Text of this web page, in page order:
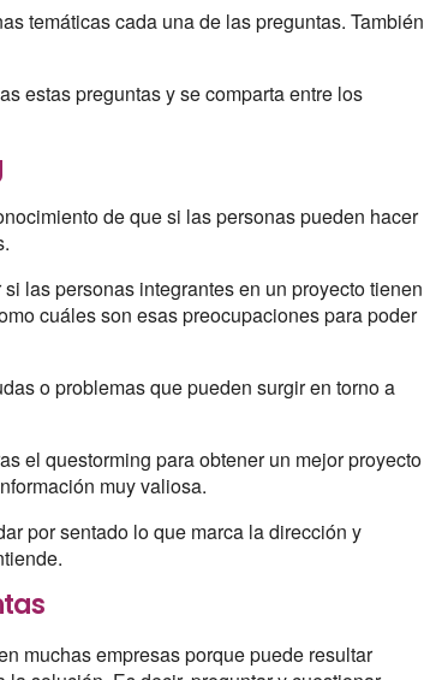
temáticas cada una de las preguntas. También
estas preguntas y se comparta entre los
de que si las personas pueden hacer
las personas integrantes en un proyecto tienen
cuáles son esas preocupaciones para poder
o problemas que pueden surgir en torno a
el questorming para obtener un mejor proyecto
muy valiosa.
por sentado lo que marca la dirección y
muchas empresas porque puede resultar